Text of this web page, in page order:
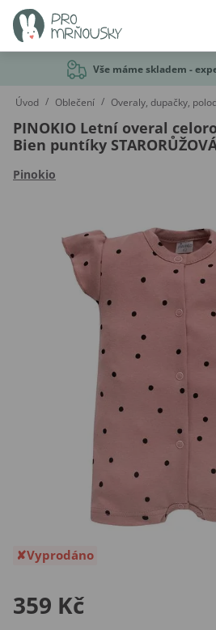
Vše máme skladem -
Úvod / Oblečení / Overaly, dupačky,
PINOKIO Letní overal
Bien puntíky
Pinokio
Vyprodáno
359 Kč